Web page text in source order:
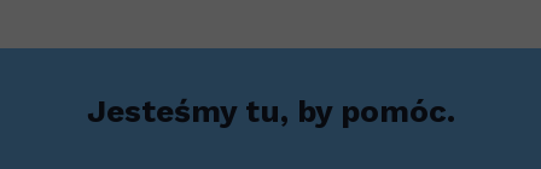
Jesteśmy tu, by pomóc.